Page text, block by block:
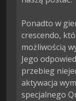
Ponadto w
crescendo,
możliwością
Jego
przebieg
aktywacja
specjalnego